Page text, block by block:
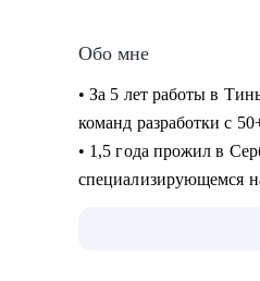
Обо мне
• За 5 лет работы в
команд разработки с
• 1,5 года прожил в
специализирующемся
• Провел 200+